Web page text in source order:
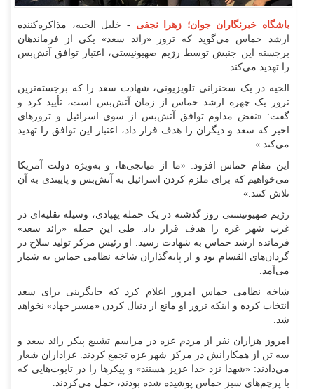
باشگاه خبرنگاران جوان؛ زهرا نجفی - خلیل الحیه، مذاکره‌کننده
ارشد حماس می‌گوید که ترور «رائد سعد» یکی از فرماندهان
برجسته این جنبش توسط رژیم صهیونیستی، اعتبار توافق آتش‌بس
را تهدید می‌کند.
الحیه در یک سخنرانی تلویزیونی، شهادت سعد را که برجسته‌ترین
ترور یک چهره ارشد حماس از زمان آتش‌بس است، تأیید کرد و
گفت: «نقض مداوم توافق آتش‌بس از سوی اسرائیل و ترور‌های
اخیر که سعد و دیگران را هدف قرار داد، اعتبار این توافق را تهدید
می‌کند.»
این مقام حماس افزود: «ما از میانجی‌ها، و به‌ویژه دولت آمریکا
می‌خواهیم که برای ملزم کردن اسرائیل به آتش‌بس و پایبندی به آن
تلاش کنند.»
رژیم صهیونیستی روز گذشته در یک حمله پهپادی، وسیله نقلیه‌ای در
غرب شهر غزه را هدف قرار داد. طی این حمله «رائد سعد»
فرمانده ارشد حماس به شهادت رسید. او رئیس مرکز تولید سلاح در
گردان‌های القسام بود و از پایه‌گذاران شاخه نظامی حماس به شمار
می‌آمد.
شاخه نظامی حماس امروز اعلام کرد که جایگزینی برای سعد
انتخاب کرده و اینکه ترور او مانع از دنبال کردن «مسیر جهاد» نخواهد
شد.
امروز هزاران نفر از مردم غزه در مراسم تشییع پیکر رائد سعد و
سه تن از همکارانش در مرکز شهر غزه تجمع کردند. عزاداران شعار
می‌دادند: «شهدا نزد خدا عزیز هستند» و پیکر‌ها را در تابوت‌هایی که
با پرچم‌های سبز حماس پوشیده شده بودند، حمل می‌کردند.